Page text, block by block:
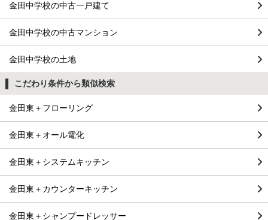
金田中学校の中古一戸建て
金田中学校の中古マンション
金田中学校の土地
こだわり条件から類似検索
金田東＋フローリング
金田東＋オール電化
金田東＋システムキッチン
金田東＋カウンターキッチン
金田東＋シャンプードレッサー